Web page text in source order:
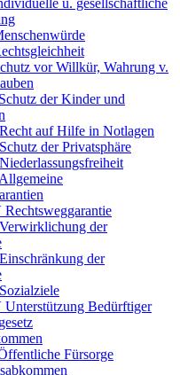
vor Willkür, Wahrung v.
der Kinder und
auf Hilfe in Notlagen
der Privatsphäre
der
der
Bedürftiger
Fürsorge